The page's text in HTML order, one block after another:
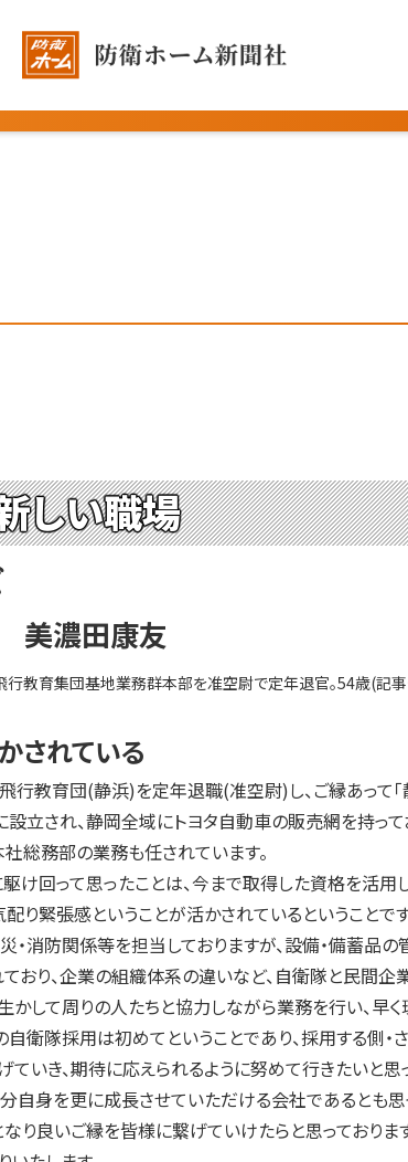
しい職場
美濃田康友
教育集団基地業務群本部を准空尉で定年退官。54歳(記
されている
教育団(静浜)を定年退職(准空尉)し、ご縁あって「
立され、静岡全域にトヨタ自動車の販売網を持っ
総務部の業務も任されています。
回って思ったことは、今まで取得した資格を活用
り緊張感ということが活かされているということです
・消防関係等を担当しておりますが、設備・備蓄品
おり、企業の組織体系の違いなど、自衛隊と民間
して周りの人たちと協力しながら業務を行い、早く
自衛隊採用は初めてということであり、採用する側
いき、期待に応えられるように努めて行きたいと思
自身を更に成長させていただける会社であるとも思
り良いご縁を皆様に繋げていけたらと思っておりま